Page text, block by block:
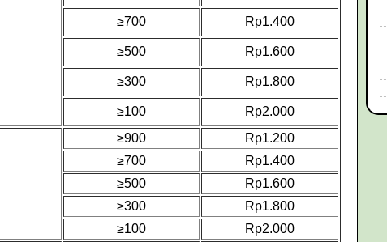
≥700 Rp1.400
≥500 Rp1.600
≥300 Rp1.800
≥100 Rp2.000
≥900
Rp1.200
≥700
Rp1.400
≥500
Rp1.600
≥300
Rp1.800
≥100
Rp2.000